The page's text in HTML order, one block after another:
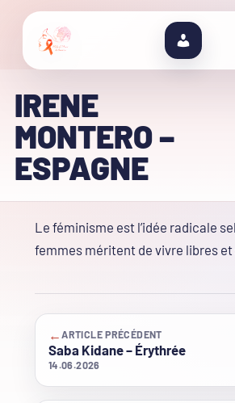
IRENE
MONTERO –
ESPAGNE
Le féminisme est l’idée radicale
femmes méritent de vivre libres et
←ARTICLE PRÉCÉDENT
Saba Kidane – Érythrée
14.06.2026